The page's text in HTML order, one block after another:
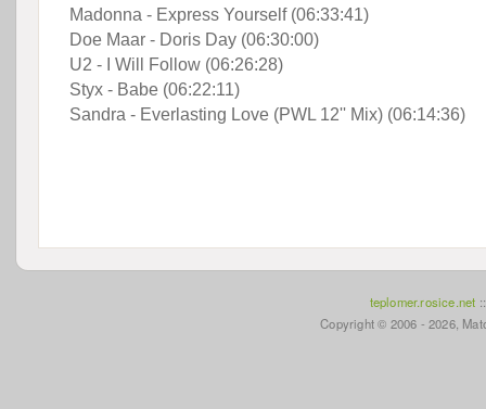
Madonna - Express Yourself (06:33:41)
Doe Maar - Doris Day (06:30:00)
U2 - I Will Follow (06:26:28)
Styx - Babe (06:22:11)
Sandra - Everlasting Love (PWL 12'' Mix) (06:14:36)
teplomer.rosice.net
Copyright © 2006 - 2026,